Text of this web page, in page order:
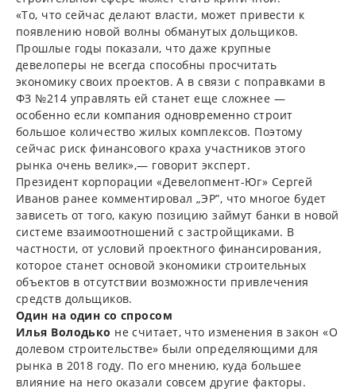
«То, что сейчас делают власти, может привести к
появлению новой волны обманутых дольщиков.
Прошлые годы показали, что даже крупные
девелоперы не всегда способны просчитать
экономику своих проектов. А в связи с поправками в
ФЗ №214 управлять ей станет еще сложнее —
особенно если компания одновременно строит
большое количество жилых комплексов. Поэтому
сейчас риск финансового краха участников этого
рынка очень велик»,— говорит эксперт.
Президент корпорации «Девелопмент-Юг» Сергей
Иванов ранее комментировал „ЭР”, что многое будет
зависеть от того, какую позицию займут банки в новой
системе взаимоотношений с застройщиками. В
частности, от условий проектного финансирования,
которое станет основой экономики строительных
объектов в отсутствии возможности привлечения
средств дольщиков.
Один на один со спросом
Илья Володько не считает, что изменения в закон «О
долевом строительстве» были определяющими для
рынка в 2018 году. По его мнению, куда большее
влияние на него оказали совсем другие факторы.